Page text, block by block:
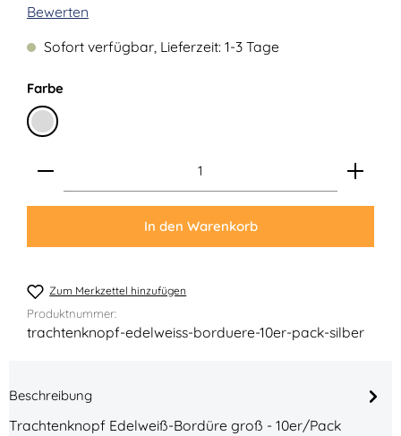
Durchschnittliche Bewertung von 0 von 5 Sternen
Bewerten
Sofort verfügbar, Lieferzeit: 1-3 Tage
Farbeauswählen
Silber
Produkt Anzahl: Gib den gewünschten Wert ein
In den Warenkorb
Zum Merkzettel hinzufügen
Produktnummer:
trachtenknopf-edelweiss-borduere-10er-pack-silber
Beschreibung
Trachtenknopf Edelweiß-Bordüre groß - 10er/Pack